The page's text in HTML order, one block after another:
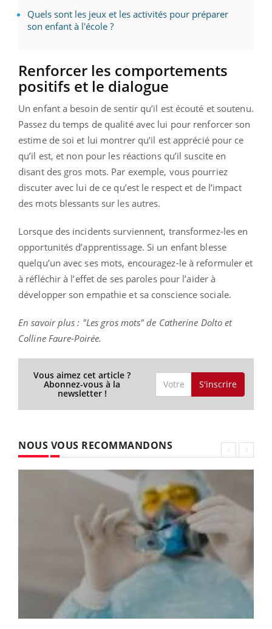
Quels sont les jeux et les activités pour préparer
son enfant à l'école ?
Renforcer les comportements
positifs et le dialogue
Un enfant a besoin de sentir qu’il est écouté et soutenu.
Passez du temps de qualité avec lui pour renforcer son
estime de soi et lui montrer qu’il est apprécié pour ce
qu’il est, et non pour les réactions qu’il suscite en
disant des gros mots. Par exemple, vous pourriez
discuter avec lui de ce qu’est le respect et de l’impact
des mots blessants sur les autres.
Lorsque des incidents surviennent, transformez-les en
opportunités d’apprentissage. Si un enfant blesse
quelqu’un avec ses mots, encouragez-le à reformuler et
à réfléchir à l’effet de ses paroles pour l’aider à
développer son empathie et sa conscience sociale.
En savoir plus : "Les gros mots" de Catherine Dolto et
Colline Faure-Poirée.
Vous aimez cet article ?
Abonnez-vous à la
newsletter !
S'inscrire
NOUS VOUS RECOMMANDONS